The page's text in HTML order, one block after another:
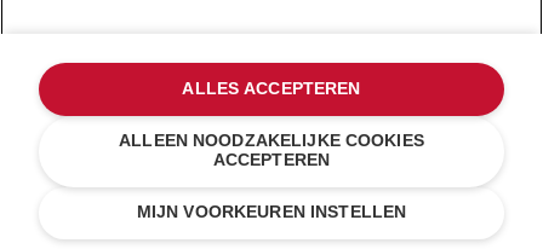
Kosten besparen€ 65,80
MIJN VOORKEUREN INSTELLEN
ALLEEN NOODZAKELIJKE COOKIES
ACCEPTEREN
ALLES ACCEPTEREN